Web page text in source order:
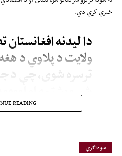
خبرې کړې دي.
دا لیدنه افغانستان
ولایت د پلاوي د
ترسره شوی، چې د
شپږویشتمه او
او مزارشریف ته
پر مهال ازبک
افغان لوري سره
READING
سوداگري